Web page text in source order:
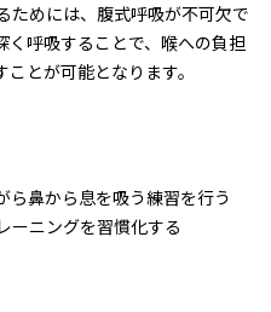
ためには、腹式呼吸が不可欠で
く呼吸することで、喉への負担
とが可能となります。
ら鼻から息を吸う練習を行う
ーニングを習慣化する